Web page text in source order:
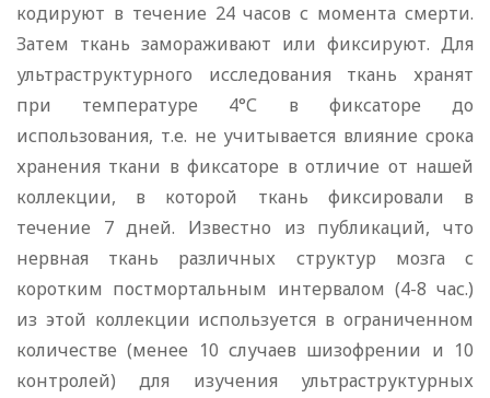
кодируют в течение 24 часов с момента смерти.
Затем ткань замораживают или фиксируют. Для
ультраструктурного исследования ткань хранят
при температуре 4°С в фиксаторе до
использования, т.е. не учитывается влияние срока
хранения ткани в фиксаторе в отличие от нашей
коллекции, в которой ткань фиксировали в
течение 7 дней. Известно из публикаций, что
нервная ткань различных структур мозга с
коротким постмортальным интервалом (4-8 час.)
из этой коллекции используется в ограниченном
количестве (менее 10 случаев шизофрении и 10
контролей) для изучения ультраструктурных